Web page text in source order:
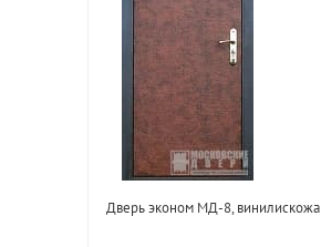
Дверь эконом МД-8, винилискожа